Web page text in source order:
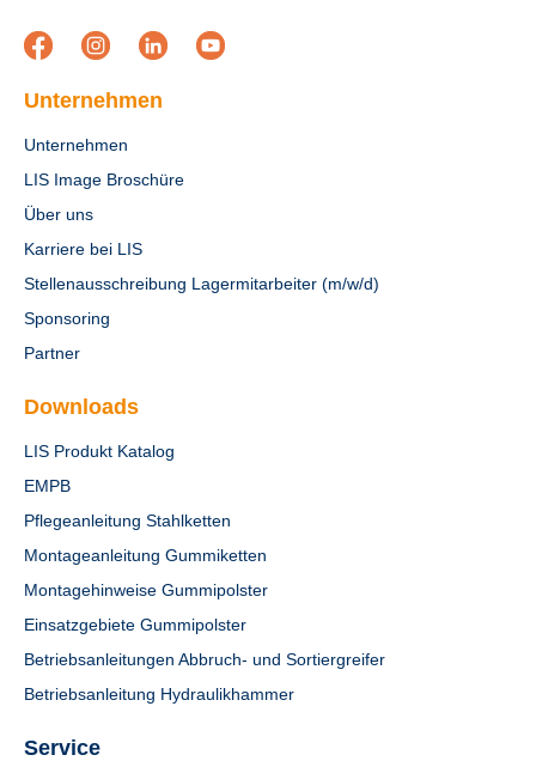
Unternehmen
Unternehmen
LIS Image Broschüre
Über uns
Karriere bei LIS
Stellenausschreibung Lagermitarbeiter (m/w/d)
Sponsoring
Partner
Downloads
LIS Produkt Katalog
EMPB
Pflegeanleitung Stahlketten
Montageanleitung Gummiketten
Montagehinweise Gummipolster
Einsatzgebiete Gummipolster
Betriebsanleitungen Abbruch- und Sortiergreifer
Betriebsanleitung Hydraulikhammer
Service